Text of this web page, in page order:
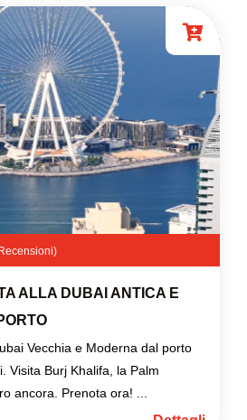
ALLA DUBAI ANTICA E
Vecchia e Moderna dal porto
Visita Burj Khalifa, la Palm
ancora. Prenota ora! ...